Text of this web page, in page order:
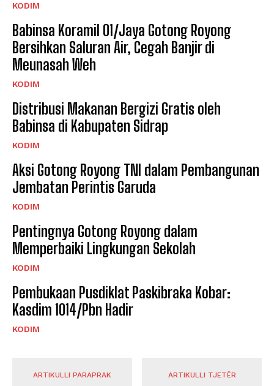
KODIM
Babinsa Koramil 01/Jaya Gotong Royong
Bersihkan Saluran Air, Cegah Banjir di
Meunasah Weh
KODIM
Distribusi Makanan Bergizi Gratis oleh
Babinsa di Kabupaten Sidrap
KODIM
Aksi Gotong Royong TNI dalam Pembangunan
Jembatan Perintis Garuda
KODIM
Pentingnya Gotong Royong dalam
Memperbaiki Lingkungan Sekolah
KODIM
Pembukaan Pusdiklat Paskibraka Kobar:
Kasdim 1014/Pbn Hadir
KODIM
ARTIKULLI PARAPRAK ARTIKULLI TJETËR